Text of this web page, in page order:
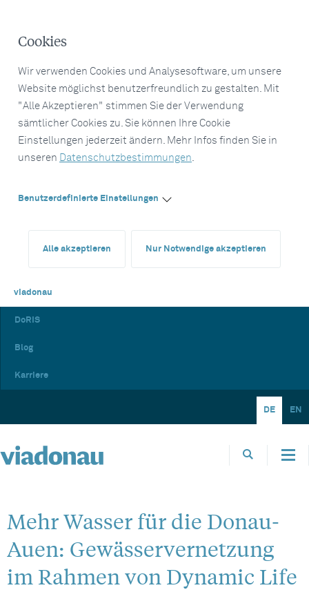
Cookies
Wir verwenden Cookies und Analysesoftware, um unsere
Website möglichst benutzerfreundlich zu gestalten. Mit
"Alle Akzeptieren" stimmen Sie der Verwendung
sämtlicher Cookies zu. Sie können Ihre Cookie
Einstellungen jederzeit ändern. Mehr Infos finden Sie in
unseren Datenschutzbestimmungen.
Benutzerdefinierte Einstellungen
Alle akzeptieren Nur Notwendige akzeptieren
viadonau
DoRIS
Blog
Karriere
DE EN
Mehr Wasser für die Donau-
Auen: Gewässervernetzung
im Rahmen von Dynamic Life